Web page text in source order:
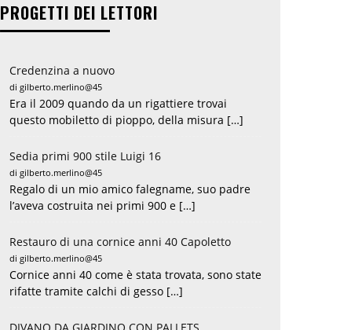
PROGETTI DEI LETTORI
Credenzina a nuovo
di gilberto.merlino@45
Era il 2009 quando da un rigattiere trovai
questo mobiletto di pioppo, della misura […]
Sedia primi 900 stile Luigi 16
di gilberto.merlino@45
Regalo di un mio amico falegname, suo padre
l’aveva costruita nei primi 900 e […]
Restauro di una cornice anni 40 Capoletto
di gilberto.merlino@45
Cornice anni 40 come è stata trovata, sono state
rifatte tramite calchi di gesso […]